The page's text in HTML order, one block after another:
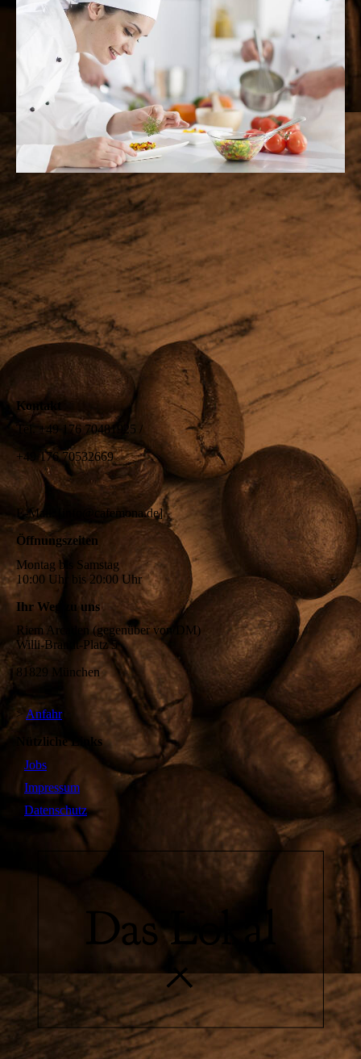
Kontakt
Tel. +49 176 70481925 /
+49 176 70532669
E-Mail: [info@cafemona.de]
Öffnungszeiten
Montag bis Samstag
10:00 Uhr bis 20:00 Uhr
Ihr Weg zu uns
Riem Arcaden (gegenüber von DM)
Willi-Brandt-Platz 5
81829 München
> Anfahrt
Nützliche Links
Jobs
Impressum
Datenschutz